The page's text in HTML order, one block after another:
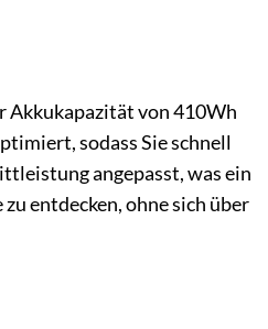
Akkukapazität von 410Wh
sodass Sie schnell
angepasst, was ein
entdecken, ohne sich über